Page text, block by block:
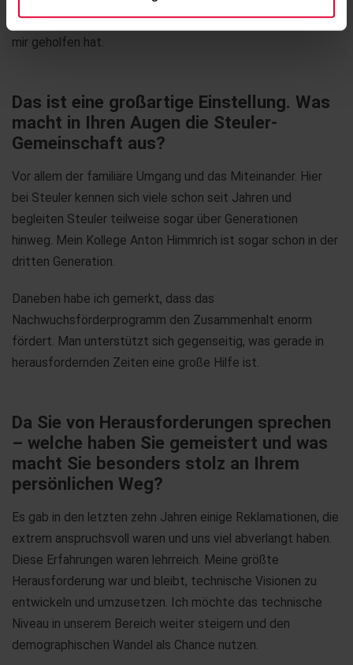
Entwicklung zu unterstützen – so wie auch mein Vorgänger
mir geholfen hat.
Das ist eine großartige Einstellung. Was
macht in Ihren Augen die Steuler-
Gemeinschaft aus?
Vor allem der familiäre Umgang und das Miteinander. Hier
bei Steuler kennen sich viele schon seit Jahren und
begleiten Steuler teilweise sogar über Generationen
hinweg. Mein Kollege Anton Himmrich ist sogar schon in der
dritten Generation.
Daneben habe ich gemerkt, dass das
Nachwuchsförderprogramm den Zusammenhalt enorm
fördert. Man unterstützt sich gegenseitig, was gerade in
herausfordernden Zeiten eine große Hilfe ist.
Da Sie von Herausforderungen sprechen
– welche haben Sie gemeistert und was
macht Sie besonders stolz an Ihrem
persönlichen Weg?
Es gab in den letzten zehn Jahren einige Reklamationen, die
extrem anspruchsvoll waren und uns viel abverlangt haben.
Diese Erfahrungen waren lehrreich. Meine größte
Herausforderung war und bleibt, technische Visionen zu
entwickeln und umzusetzen. Ich möchte das technische
Niveau in unserem Bereich weiter steigern und den
demographischen Wandel als Chance nutzen.